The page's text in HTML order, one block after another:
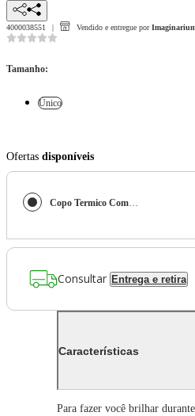
4000038551 Vendido e entregue por
Tamanho:
Único
Ofertas disponíveis
Copo Termico Com Canudo Estrelas
Consultar Entrega e retira
Características
Para fazer você brilhar